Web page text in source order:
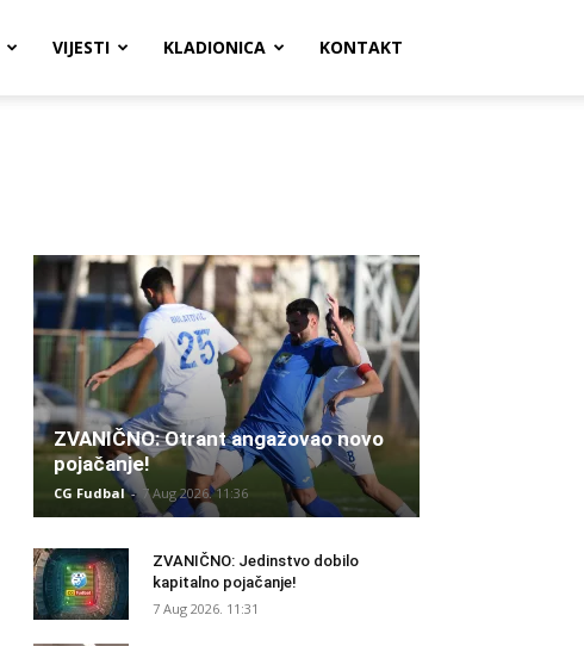
VIJESTI KLADIONICA KONTAKT
ZVANIČNO: Otrant angažovao novo
pojačanje!
CG Fudbal - 7 Aug 2026. 11:36
ZVANIČNO: Jedinstvo dobilo
kapitalno pojačanje!
7 Aug 2026. 11:31